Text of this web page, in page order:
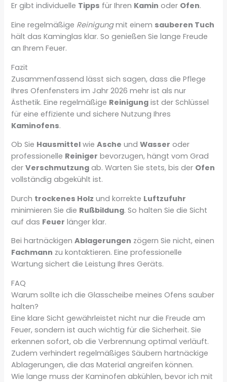
Er gibt individuelle Tipps für Ihren Kamin oder Ofen.
Eine regelmäßige Reinigungmit einem sauberen Tuch
hält das Kaminglas klar. So genießen Sie lange Freude
an Ihrem Feuer.
Fazit
Zusammenfassend lässt sich sagen, dass die Pflege
Ihres Ofenfensters im Jahr 2026 mehr ist als nur
Ästhetik. Eine regelmäßige Reinigung ist der Schlüssel
für eine effiziente und sichere Nutzung Ihres
Kaminofens.
Ob Sie Hausmittel wieAsche undWasser oder
professionelle Reiniger bevorzugen, hängt vom Grad
derVerschmutzung ab. Warten Sie stets, bis der Ofen
vollständig abgekühlt ist.
Durch trockenes Holz und korrekte Luftzufuhr
minimieren Sie die Rußbildung. So halten Sie die Sicht
auf das Feuer länger klar.
Bei hartnäckigenAblagerungen zögern Sie nicht, einen
Fachmann zu kontaktieren. Eine professionelle
Wartung sichert die Leistung Ihres Geräts.
FAQ
Warum sollte ich die Glasscheibe meines Ofens sauber
halten?
Eine klare Sicht gewährleistet nicht nur die Freude am
Feuer, sondern ist auch wichtig für die Sicherheit. Sie
erkennen sofort, ob die Verbrennung optimal verläuft.
Zudem verhindert regelmäßiges Säubern hartnäckige
Ablagerungen, die das Material angreifen können.
Wie lange muss der Kaminofen abkühlen, bevor ich mit